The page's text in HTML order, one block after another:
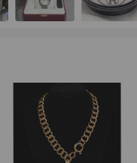
品